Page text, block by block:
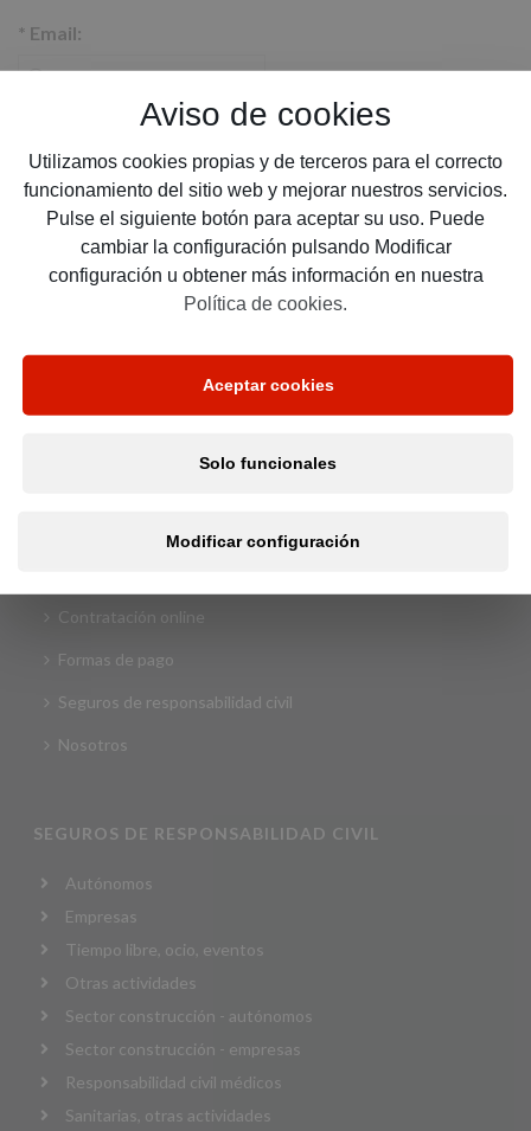
Aviso de cookies
Utilizamos cookies propias y de terceros para el correcto
funcionamiento del sitio web y mejorar nuestros servicios.
Pulse el siguiente botón para aceptar su uso. Puede
cambiar la configuración pulsando Modificar
configuración u obtener más información en nuestra
Política de cookies.
Aceptar cookies
Solo funcionales
Modificar configuración
* Email:
Teléfono:
He leído y acepto la política de privacidad y tratamiento
Contratación online
Formas de pago
Seguros de responsabilidad civil
Nosotros
SEGUROS DE RESPONSABILIDAD CIVIL
Autónomos
Empresas
Tiempo libre, ocio, eventos
Otras actividades
Sector construcción - autónomos
Sector construcción - empresas
Responsabilidad civil médicos
Sanitarias, otras actividades